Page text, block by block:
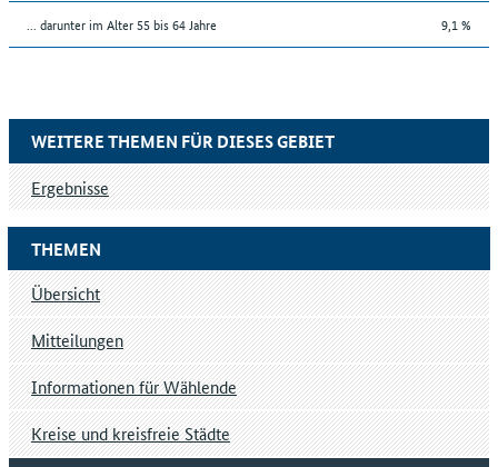
... darunter im Alter 55 bis 64 Jahre 9,1 %
THEMEN
Übersicht
Mitteilungen
Informationen für Wählende
Kreise und kreisfreie Städte
WEITERE THEMEN FÜR DIESES GEBIET
Ergebnisse